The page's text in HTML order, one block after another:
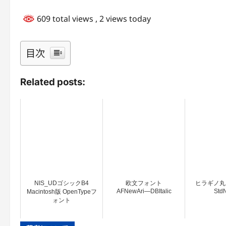
609 total views , 2 views today
目次
Related posts:
NIS_UDゴシックB4
Macintosh版 OpenTypeフ
ォント
欧文フォント
AFNewAri―DBItalic
ヒラギノ